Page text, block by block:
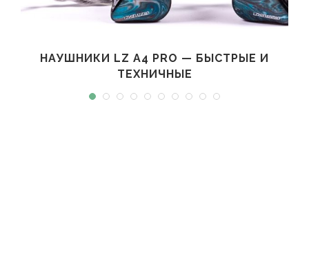
НАУШНИКИ LZ A4 PRO — БЫСТРЫЕ И
ТЕХНИЧНЫЕ